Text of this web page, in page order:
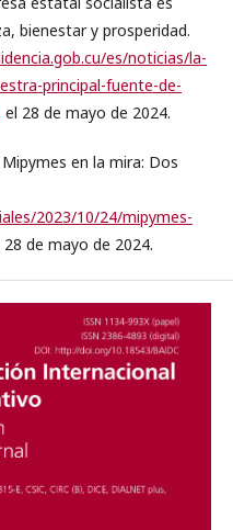
bienestar y prosperidad.
es/noticias/la-
principal-fuente-de-
el 28 de mayo de 2024.
Mipymes en la mira: Dos
2023/10/24/mipymes-
28 de mayo de 2024.